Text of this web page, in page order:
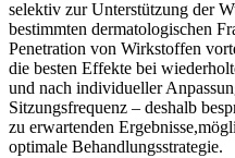
selektiv zur Unterstützung der‍
bestimmten dermatologischen
Penetration von Wirkstoffen
‌die besten Effekte⁢ bei​
und nach individueller⁢
Sitzungsfrequenz – deshalb
zu erwartenden‌
optimale Behandlungsstrategie.